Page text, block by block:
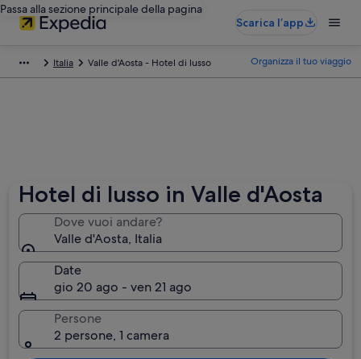
Passa alla sezione principale della pagina
Scarica l’app
Italia Valle d'Aosta - Hotel di lusso Organizza il tuo viaggio
Hotel di lusso in Valle d'Aosta
Dove vuoi andare?
Valle d'Aosta, Italia
Date
gio 20 ago - ven 21 ago
Persone
2 persone, 1 camera